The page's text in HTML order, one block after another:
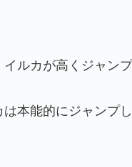
ルカが高くジャン
は本能的にジャンプ